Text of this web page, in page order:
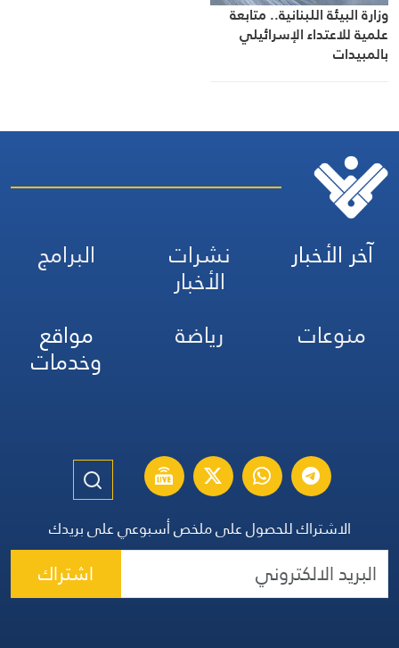
وزارة البيئة اللبنانية.. متابعة
علمية للاعتداء الإسرائيلي
بالمبيدات
آخر الأخبار نشرات
الأخبار
البرامج
منوعات
رياضة مواقع
وخدمات
الاشتراك للحصول على ملخص أسبوعي على بريدك
اشتراك